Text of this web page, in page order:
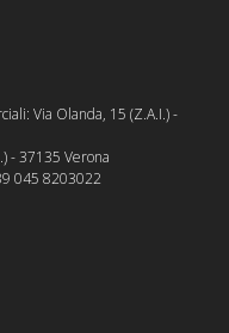
Via Olanda, 15 (Z.A.I.) -
- 37135 Verona
045 8203022